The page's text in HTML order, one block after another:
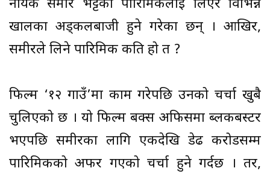
नायक समीर भट्टको पारिश्रमिकलाई लिएर विभिन्न
खालका अड्कलबाजी हुने गरेका छन् । आखिर,
समीरले लिने पारिश्रमिक कति हो त ?
फिल्म ‘१२ गाउँ’मा काम गरेपछि उनको चर्चा खुबै
चुलिएको छ । यो फिल्म बक्स अफिसमा ब्लकबस्टर
भएपछि समीरका लागि एकदेखि डेढ करोडसम्म
पारिश्रमिकको अफर गएको चर्चा हुने गर्दछ । तर,